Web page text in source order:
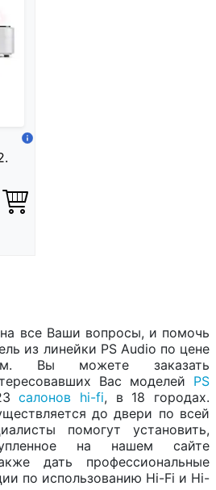
все Ваши вопросы, и помочь
из линейки PS Audio по цене
Вы можете заказать
Вас моделей PS
салонов hi-fi, в 18 городах.
до двери по всей
помогут установить,
на нашем сайте
дать профессиональные
по использованию Hi-Fi и Hi-